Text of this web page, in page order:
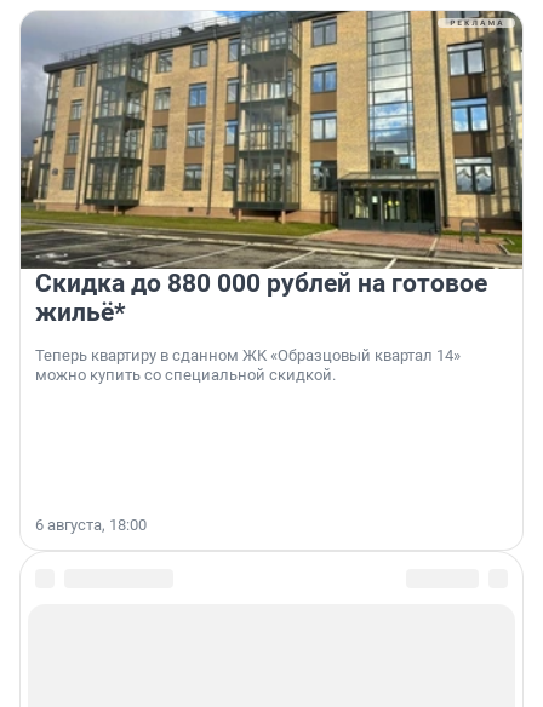
Скидка до 880 000 рублей на готовое
жильё*
Теперь квартиру в сданном ЖК «Образцовый квартал 14»
можно купить со специальной скидкой.
6 августа, 18:00